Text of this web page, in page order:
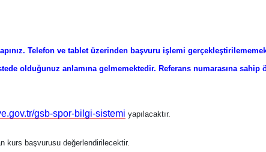
Telefon ve tablet üzerinden başvuru işlemi
olduğunuz anlamına gelmemektedir. Referans numarasına
gsb-spor-bilgi-sistemi yapılacaktır.
kurs başvurusu değerlendirilecektir.